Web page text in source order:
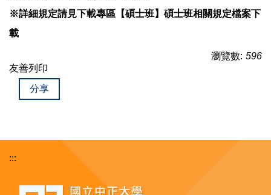
※詳細規定請見下載專區【碩士班】碩士班相關規定檔案下
載
瀏覽數: 596
友善列印
分享
:::